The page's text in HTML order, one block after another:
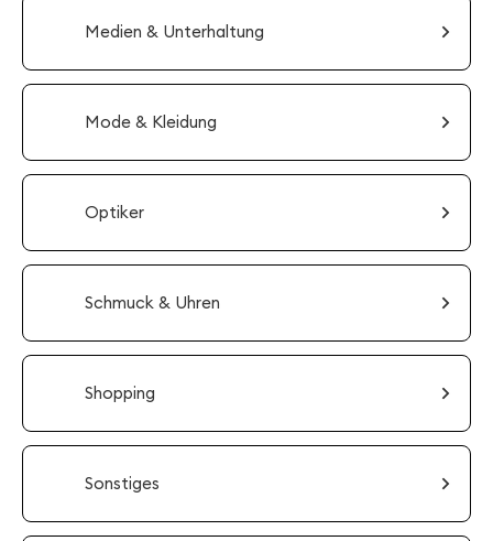
Medien & Unterhaltung
Mode & Kleidung
Optiker
Schmuck & Uhren
Shopping
Sonstiges